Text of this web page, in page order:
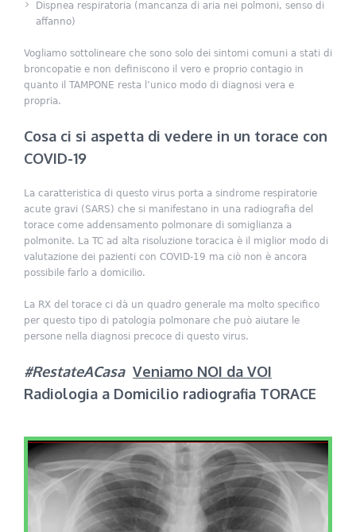
Dispnea respiratoria (mancanza di aria nei polmoni, senso di
affanno)
Vogliamo sottolineare che sono solo dei sintomi comuni a stati di
broncopatie e non definiscono il vero e proprio contagio in
quanto il TAMPONE resta l’unico modo di diagnosi vera e
propria.
Cosa ci si aspetta di vedere in un torace con
COVID-19
La caratteristica di questo virus porta a sindrome respiratorie
acute gravi (SARS) che si manifestano in una radiografia del
torace come addensamento polmonare di somiglianza a
polmonite. La TC ad alta risoluzione toracica è il miglior modo di
valutazione dei pazienti con COVID-19 ma ciò non è ancora
possibile farlo a domicilio.
La RX del torace ci dà un quadro generale ma molto specifico
per questo tipo di patologia polmonare che può aiutare le
persone nella diagnosi precoce di questo virus.
#RestateACasa Veniamo NOI da VOI
Radiologia a Domicilio radiografia TORACE